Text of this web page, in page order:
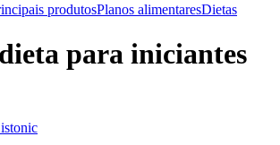
produtosPlanos alimentaresDietas
para iniciantes